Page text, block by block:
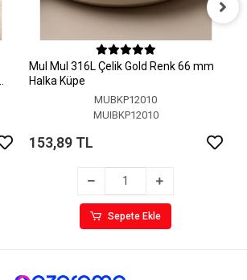
MuI MuI 316L Çelik Gold Renk 66 mm
Halka Küpe
MUBKP12010
MUIBKP12010
153,89 TL
Sepete Ekle